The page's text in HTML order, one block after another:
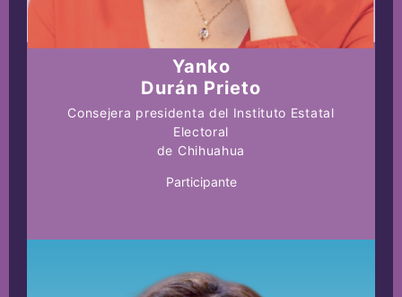
Yanko
Durán Prieto
Consejera presidenta del Instituto Estatal
Electoral
de Chihuahua
Participante